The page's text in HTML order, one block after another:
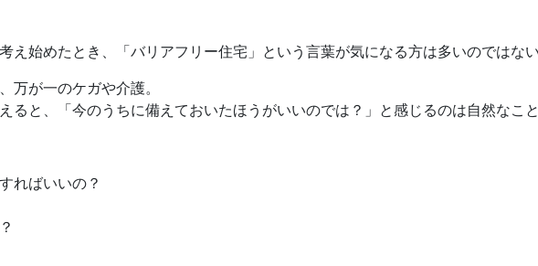
え始めたとき、「バリアフリー住宅」という言葉が気になる方は多いのではな
万が一のケガや介護。
ると、「今のうちに備えておいたほうがいいのでは？」と感じるのは自然なこ
ればいいの？